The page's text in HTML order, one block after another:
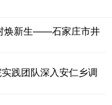
焕新生——石家庄市井
践团队深入安仁乡调